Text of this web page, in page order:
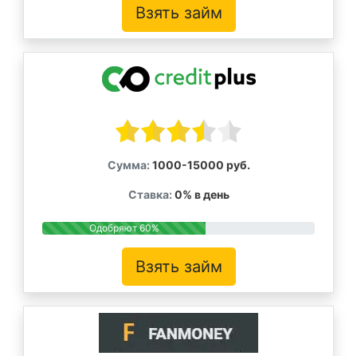
Взять займ
Сумма: 1000-15000 руб.
Ставка: 0% в день
Одобряют 60%
Взять займ